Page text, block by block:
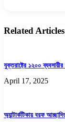
ও
যাবে
Related Articles
যুক্তরাষ্ট্রে ১২০০ ব্যবসায়ীর
April 17, 2025
অ্যান্টার্কটিকায় বরফ